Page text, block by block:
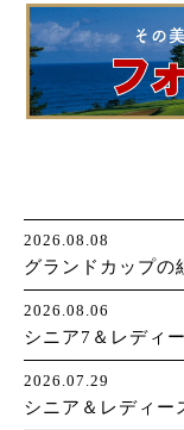
2026.08.08
グランドカップの
2026.08.06
シニア7＆レディ
2026.07.29
シニア＆レディー